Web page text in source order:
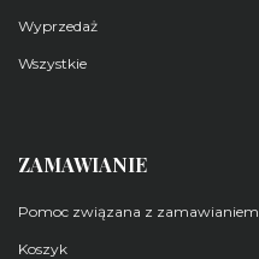
Wyprzedaż
Wszystkie
ZAMAWIANIE
Pomoc związana z zamawianiem
Koszyk